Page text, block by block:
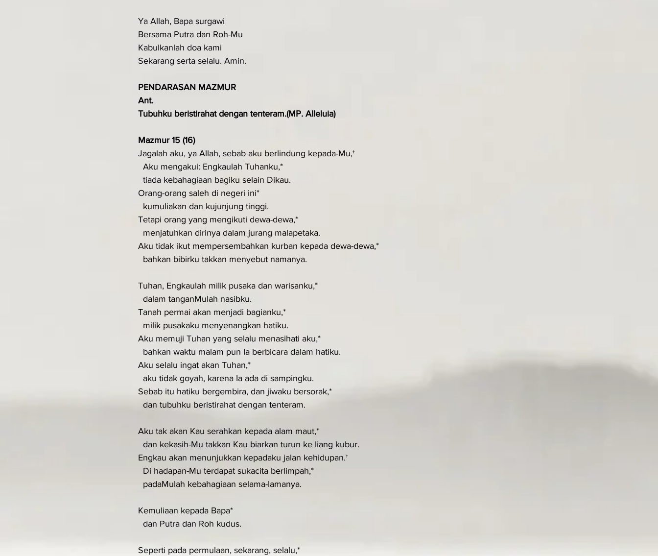
Ya Allah, Bapa surgawi
Bersama Putra dan Roh-Mu
Kabulkanlah doa kami
Sekarang serta selalu. Amin.
PENDARASAN MAZMUR
Ant.
Tubuhku beristirahat dengan tenteram.(MP. Alleluia)
Mazmur 15 (16)
Jagalah aku, ya Allah, sebab aku berlindung kepada-Mu,†
  Aku mengakui: Engkaulah Tuhanku,*
  tiada kebahagiaan bagiku selain Dikau.
Orang-orang saleh di negeri ini*
  kumuliakan dan kujunjung tinggi.
Tetapi orang yang mengikuti dewa-dewa,*
  menjatuhkan dirinya dalam jurang malapetaka.
Aku tidak ikut mempersembahkan kurban kepada dewa-dewa,*
  bahkan bibirku takkan menyebut namanya.
Tuhan, Engkaulah milik pusaka dan warisanku,*
  dalam tanganMulah nasibku.
Tanah permai akan menjadi bagianku,*
  milik pusakaku menyenangkan hatiku.
Aku memuji Tuhan yang selalu menasihati aku,*
  bahkan waktu malam pun Ia berbicara dalam hatiku.
Aku selalu ingat akan Tuhan,*
  aku tidak goyah, karena Ia ada di sampingku.
Sebab itu hatiku bergembira, dan jiwaku bersorak,*
  dan tubuhku beristirahat dengan tenteram.
Aku tak akan Kau serahkan kepada alam maut,*
  dan kekasih-Mu takkan Kau biarkan turun ke liang kubur.
Engkau akan menunjukkan kepadaku jalan kehidupan.†
  Di hadapan-Mu terdapat sukacita berlimpah,*
  padaMulah kebahagiaan selama-lamanya.
Kemuliaan kepada Bapa*
  dan Putra dan Roh kudus.
Seperti pada permulaan, sekarang, selalu,*